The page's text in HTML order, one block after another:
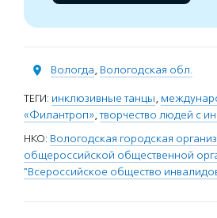
Вологда, Вологодская обл.
ТЕГИ: инклюзивные танцы,
«Филантроп»,творчество людей с
НКО: Вологодская городская
общероссийской общественной
"Всероссийское общество